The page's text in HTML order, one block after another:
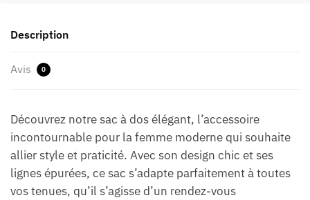
Description
Avis 0
Découvrez notre sac à dos élégant, l’accessoire
incontournable pour la femme moderne qui souhaite
allier style et praticité. Avec son design chic et ses
lignes épurées, ce sac s’adapte parfaitement à toutes
vos tenues, qu’il s’agisse d’un rendez-vous